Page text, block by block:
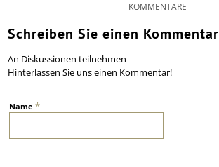
KOMMENTARE
Schreiben Sie einen Kommentar
An Diskussionen teilnehmen
Hinterlassen Sie uns einen Kommentar!
Name*